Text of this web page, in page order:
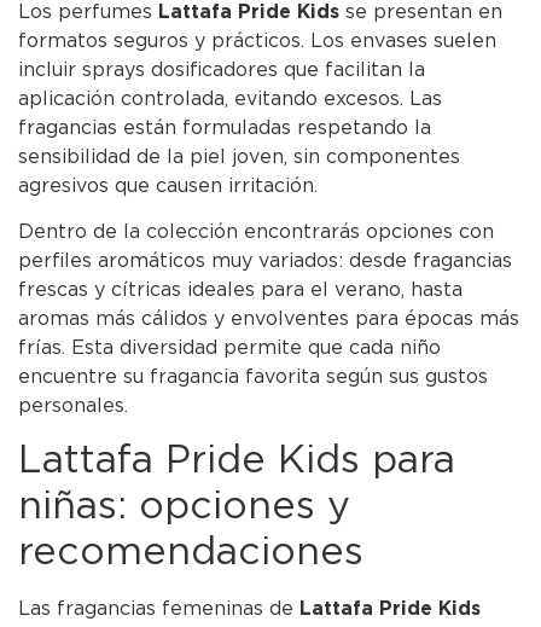
Los perfumes Lattafa Pride Kids se presentan en
formatos seguros y prácticos. Los envases suelen
incluir sprays dosificadores que facilitan la
aplicación controlada, evitando excesos. Las
fragancias están formuladas respetando la
sensibilidad de la piel joven, sin componentes
agresivos que causen irritación.
Dentro de la colección encontrarás opciones con
perfiles aromáticos muy variados: desde fragancias
frescas y cítricas ideales para el verano, hasta
aromas más cálidos y envolventes para épocas más
frías. Esta diversidad permite que cada niño
encuentre su fragancia favorita según sus gustos
personales.
Lattafa Pride Kids para
niñas: opciones y
recomendaciones
Las fragancias femeninas de Lattafa Pride Kids